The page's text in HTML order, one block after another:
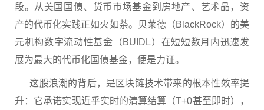
段。从美国国债、货币市场基金到房地产、艺术品，资
产的代币化实践正如火如荼。贝莱德（BlackRock）的美
元机构数字流动性基金（BUIDL）在短短数月内迅速发
展为最大的代币化国债基金，便是力证。
这股浪潮的背后，是区块链技术带来的根本性效率提
升：它承诺实现近乎实时的清算结算（T+0甚至即时），